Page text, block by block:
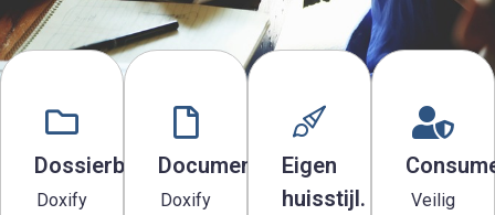
Dossierbeheer.
Doxify
Documentbeheer.
Doxify
Eigen
huisstijl.
Veilig